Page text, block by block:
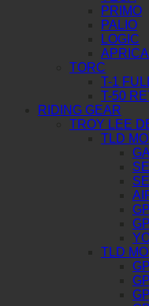
PRIMO
PALIO
LOGIC
APRICA
TORC
T-1
T-50
RIDING GEAR
TROY LEE
TLD
TLD